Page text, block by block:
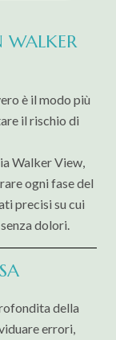
WALKER
è il modo più
il rischio di
Walker View,
ogni fase del
precisi su cui
dolori.
della
errori,